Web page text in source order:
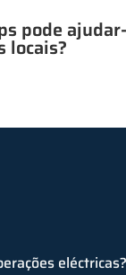
pode
locais?
eléctricas?